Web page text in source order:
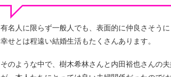
有名人に限らず一般人でも、表面的に仲良さそう
幸せとは程遠い結婚生活もたくさんあります。
そのような中で、樹木希林さんと内田裕也さんの